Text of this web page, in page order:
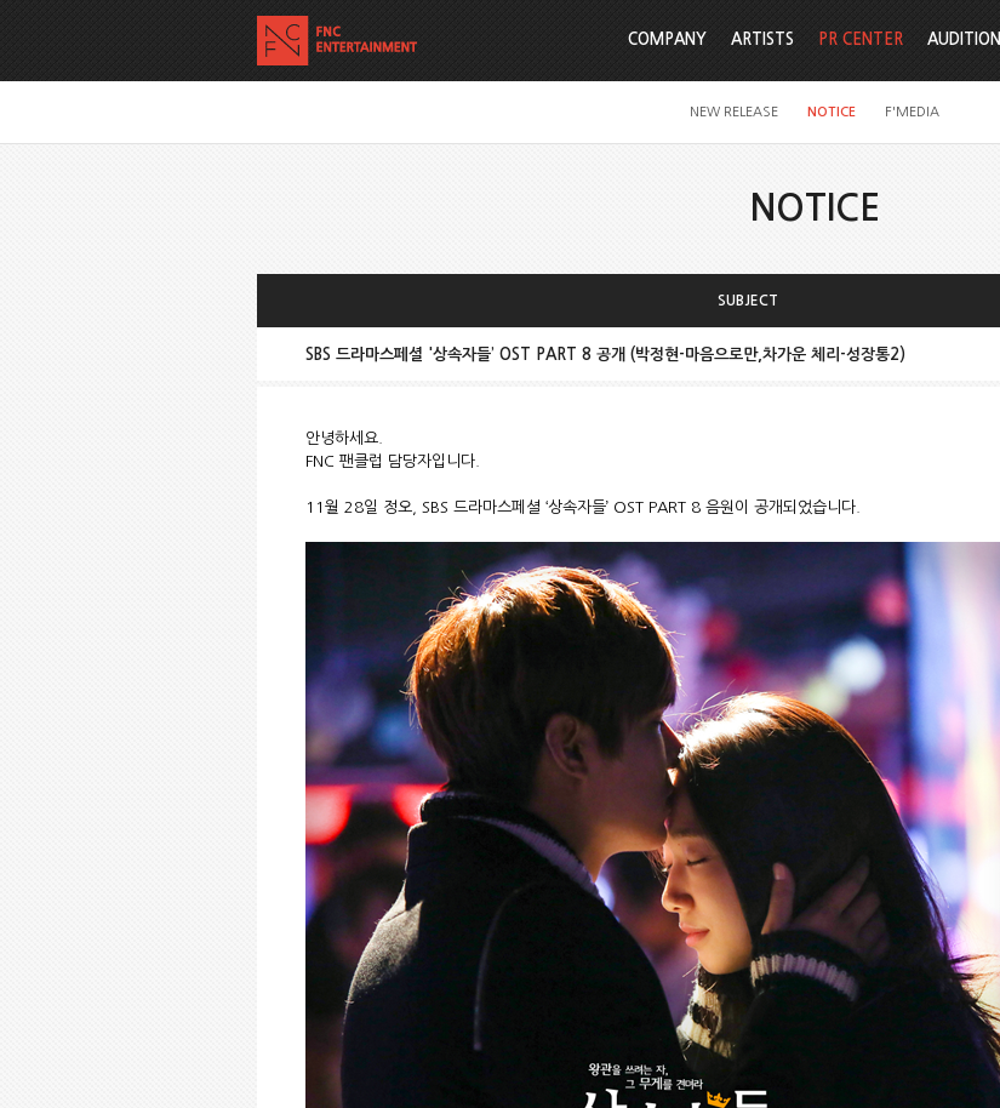
COMPANY ARTISTS PR CENTER
NEW RELEASE NOTICE F'MEDIA
AUDITION
NOTICE
SUBJECT
SBS 드라마스페셜 '상속자들’ OST PART 8 공개 (박정현-마음으로만,차가운 체리-성장통2)
안녕하세요.
FNC 팬클럽 담당자입니다.
11월 28일 정오, SBS 드라마스페셜 ‘상속자들’ OST PART 8 음원이 공개되었습니다.